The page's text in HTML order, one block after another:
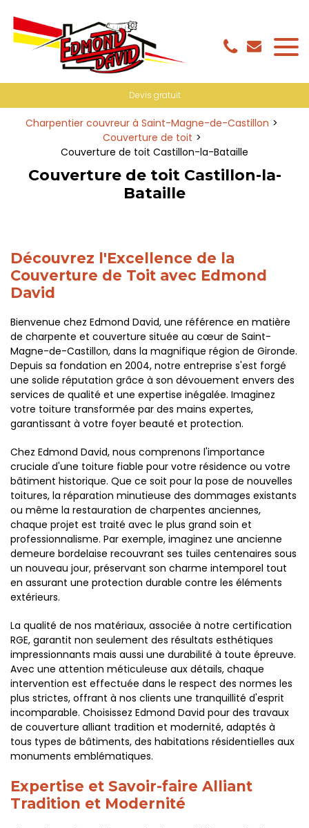
Devis gratuit
Charpentier couvreur à Saint-Magne-de-Castillon
Couverture de toit
Couverture de toit Castillon-la-Bataille
Couverture de toit Castillon-la-
Bataille
Découvrez l'Excellence de la
Couverture de Toit avec Edmond
David
Bienvenue chez Edmond David, une référence en matière
de charpente et couverture située au cœur de Saint-
Magne-de-Castillon, dans la magnifique région de Gironde.
Depuis sa fondation en 2004, notre entreprise s'est forgé
une solide réputation grâce à son dévouement envers des
services de qualité et une expertise inégalée. Imaginez
votre toiture transformée par des mains expertes,
garantissant à votre foyer beauté et protection.
Chez Edmond David, nous comprenons l'importance
cruciale d'une toiture fiable pour votre résidence ou votre
bâtiment historique. Que ce soit pour la pose de nouvelles
toitures, la réparation minutieuse des dommages existants
ou même la restauration de charpentes anciennes,
chaque projet est traité avec le plus grand soin et
professionnalisme. Par exemple, imaginez une ancienne
demeure bordelaise recouvrant ses tuiles centenaires sous
un nouveau jour, préservant son charme intemporel tout
en assurant une protection durable contre les éléments
extérieurs.
La qualité de nos matériaux, associée à notre certification
RGE, garantit non seulement des résultats esthétiques
impressionnants mais aussi une durabilité à toute épreuve.
Avec une attention méticuleuse aux détails, chaque
intervention est effectuée dans le respect des normes les
plus strictes, offrant à nos clients une tranquillité d'esprit
incomparable. Choisissez Edmond David pour des travaux
de couverture alliant tradition et modernité, adaptés à
tous types de bâtiments, des habitations résidentielles aux
monuments emblématiques.
Expertise et Savoir-faire Alliant
Tradition et Modernité